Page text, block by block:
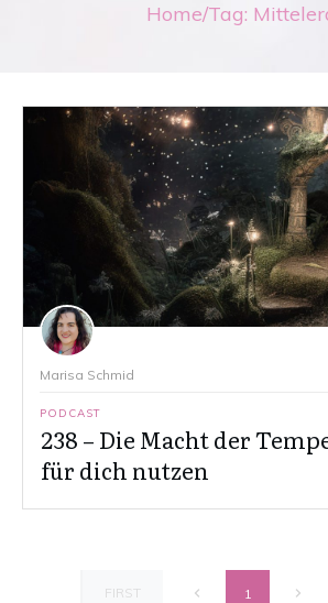
Home/Tag:
Marisa Schmid
PODCAST
238 – Die Macht der
für dich nutzen
FIRST 1